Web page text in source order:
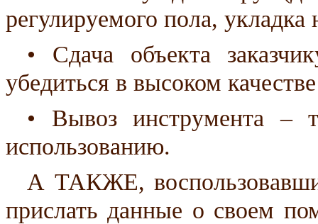
регулируемого пола,
• Сдача объекта
убедиться в высоком
• Вывоз инструмента –
использованию.
А ТАКЖЕ,
прислать данные о своем